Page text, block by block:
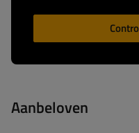
Aanbeloven